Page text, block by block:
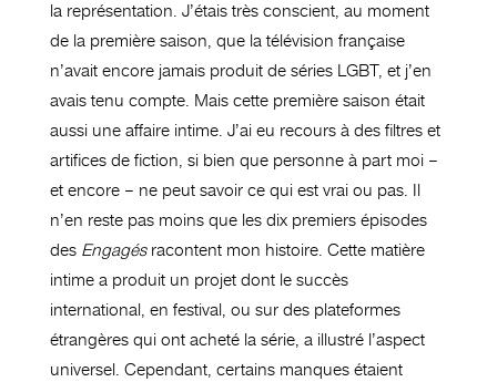
la représentation. J’étais très conscient, au moment
de la première saison, que la télévision française
n’avait encore jamais produit de séries LGBT, et j’en
avais tenu compte. Mais cette première saison était
aussi une affaire intime. J’ai eu recours à des filtres et
artifices de fiction, si bien que personne à part moi –
et encore – ne peut savoir ce qui est vrai ou pas. Il
n’en reste pas moins que les dix premiers épisodes
des Engagésracontent mon histoire. Cette matière
intime a produit un projet dont le succès
international, en festival, ou sur des plateformes
étrangères qui ont acheté la série, a illustré l’aspect
universel. Cependant, certains manques étaient